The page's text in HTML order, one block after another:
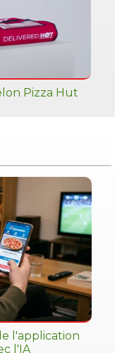
Pizza Hut
l'application
l'IA